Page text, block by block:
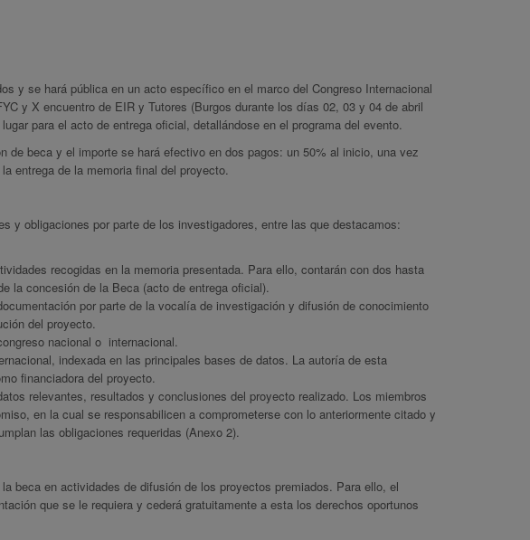
y se hará pública en un acto específico en el marco del Congreso Internacional
y X encuentro de EIR y Tutores (Burgos durante los días 02, 03 y 04 de abril
para el acto de entrega oficial, detallándose en el programa del evento.
de beca y el importe se hará efectivo en dos pagos: un 50% al inicio, una vez
entrega de la memoria final del proyecto.
y obligaciones por parte de los investigadores, entre las que destacamos:
recogidas en la memoria presentada. Para ello, contarán con dos hasta
la concesión de la Beca (acto de entrega oficial).
por parte de la vocalía de investigación y difusión de conocimiento
del proyecto.
nacional o internacional.
indexada en las principales bases de datos. La autoría de esta
financiadora del proyecto.
relevantes, resultados y conclusiones del proyecto realizado. Los miembros
en la cual se responsabilicen a comprometerse con lo anteriormente citado y
las obligaciones requeridas (Anexo 2).
beca en actividades de difusión de los proyectos premiados. Para ello, el
que se le requiera y cederá gratuitamente a esta los derechos oportunos